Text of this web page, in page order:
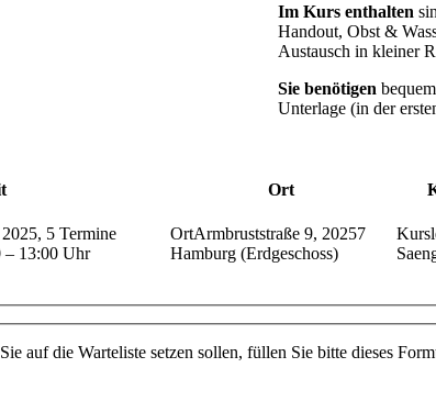
Im Kurs enthalten
Handout, Obst &
Austausch in kleiner
Sie benötigen
Unterlage (in der
Ort
5 Termine
– 13:00 Uhr
Armbruststraße 9, 20257
Hamburg (Erdgeschoss)
auf die Warteliste setzen sollen, füllen Sie bitte dieses